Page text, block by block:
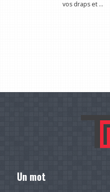
vos draps et ...
Un mot